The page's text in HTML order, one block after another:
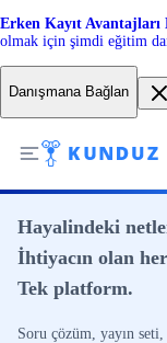
Erken Kayıt Avantajları
olmak için şimdi eğitim
Danışmana Bağlan
Hayalindeki
İhtiyacın olan
Tek platform.
Soru çözüm, yayın